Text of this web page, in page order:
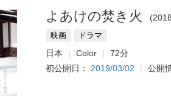
よあけの焚き火 2018
映画 ドラマ
日本 Color
72分
初公開日： 2019/03/02 公開